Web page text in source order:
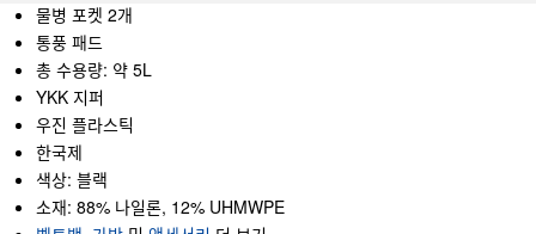
물병 포켓 2개
통풍 패드
총 수용량: 약 5L
YKK 지퍼
우진 플라스틱
한국제
색상: 블랙
소재: 88% 나일론, 12% UHMWPE